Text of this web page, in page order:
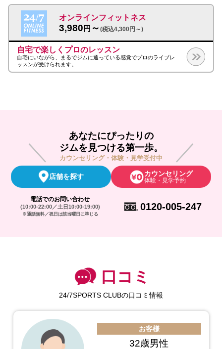
オンラインフィットネス
3,980 円 ～ (税込4,300円～)
自宅で楽しくプロのレッスン
自宅にいながら、まるでジムに通っている感覚でプロのライブレ
ッスンが受けられます。
あなたにぴったりの
ジムを見つける第一歩。
カウンセリング・体験・見学受付中
店舗を探す カウンセリング
体験・見学予約
電話でのお問い合わせ
(10:00-22:00／土日10:00-19:00)
※通話無料／祝日は該当曜日に準じる
0120-005-247
口コミ
24/7SPORTS CLUBの口コミ情報
お客様
28歳女性